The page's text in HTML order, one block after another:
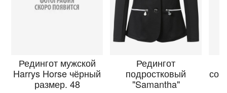
Редингот мужской
Harrys Horse чёрный
размер. 48
Редингот
подростковый
"Samantha"